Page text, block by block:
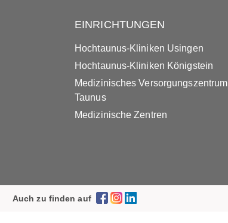
EINRICHTUNGEN
Hochtaunus-Kliniken Usingen
Hochtaunus-Kliniken Königstein
Medizinisches Versorgungszentrum
Taunus
Medizinische Zentren
Auch zu finden auf